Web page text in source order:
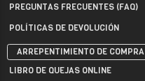
PREGUNTAS FRECUENTES (FAQ)
POLÍTICAS DE DEVOLUCIÓN
ARREPENTIMIENTO DE COMPRA
LIBRO DE QUEJAS ONLINE